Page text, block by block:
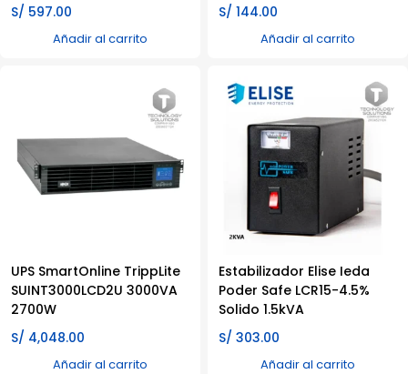
S/ 597.00
Añadir al carrito
S/ 144.00
Añadir al carrito
UPS SmartOnline TrippLite
SUINT3000LCD2U 3000VA
2700W
S/ 4,048.00
Añadir al carrito
Estabilizador Elise Ieda
Poder Safe LCR15-4.5%
Solido 1.5kVA
S/ 303.00
Añadir al carrito